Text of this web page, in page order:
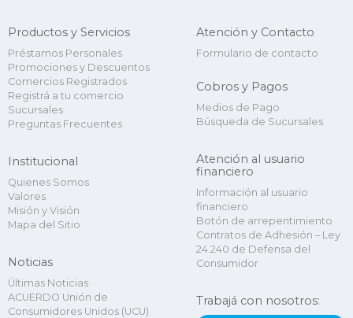
Productos y Servicios
Préstamos Personales
Promociones y Descuentos
Comercios Registrados
Registrá a tu comercio
Sucursales
Preguntas Frecuentes
Institucional
Quienes Somos
Valores
Misión y Visión
Mapa del Sitio
Noticias
Últimas Noticias
ACUERDO Unión de
Consumidores Unidos (UCU)
Atención y Contacto
Formulario de contacto
Cobros y Pagos
Medios de Pago
Búsqueda de Sucursales
Atención al usuario
financiero
Información al usuario
financiero
Botón de arrepentimiento
Contratos de Adhesión – Ley
24.240 de Defensa del
Consumidor
Trabajá con nosotros: